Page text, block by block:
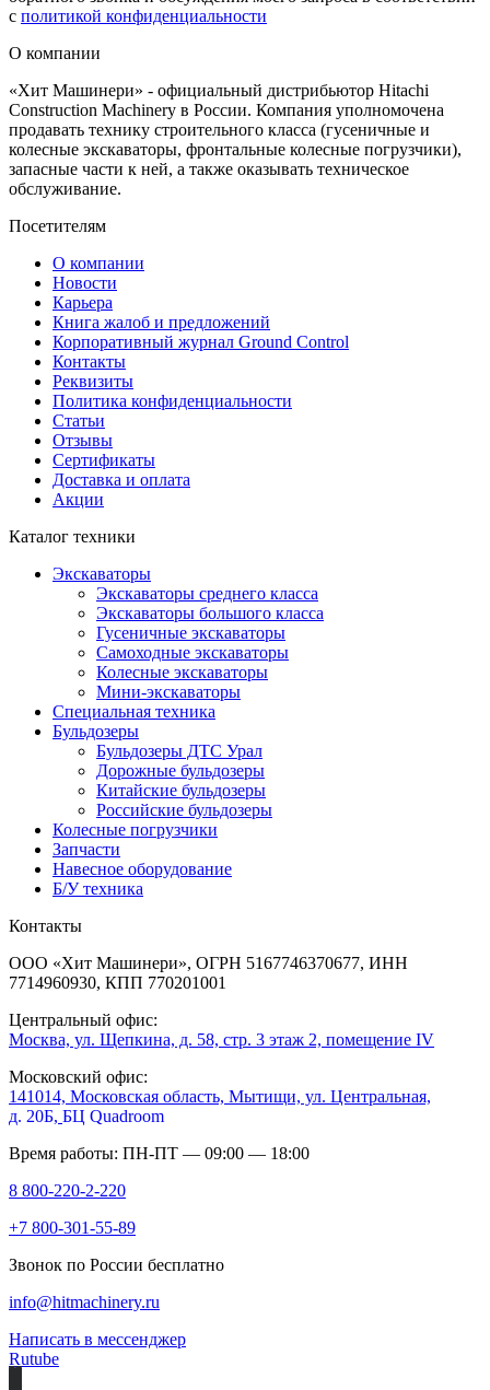
с политикой конфиденциальности
О компании
«Хит Машинери» - официальный дистрибьютор Hitachi
Construction Machinery в России. Компания уполномочена
продавать технику строительного класса (гусеничные и
колесные экскаваторы, фронтальные колесные погрузчики),
запасные части к ней, а также оказывать техническое
обслуживание.
Посетителям
О компании
Новости
Карьера
Книга жалоб и предложений
Корпоративный журнал Ground Control
Контакты
Реквизиты
Политика конфиденциальности
Статьи
Отзывы
Сертификаты
Доставка и оплата
Акции
Каталог техники
Экскаваторы
Экскаваторы среднего класса
Экскаваторы большого класса
Гусеничные экскаваторы
Самоходные экскаваторы
Колесные экскаваторы
Мини-экскаваторы
Специальная техника
Бульдозеры
Бульдозеры ДТС Урал
Дорожные бульдозеры
Китайские бульдозеры
Российские бульдозеры
Колесные погрузчики
Запчасти
Навесное оборудование
Б/У техника
Контакты
ООО «Хит Машинери», ОГРН 5167746370677, ИНН
7714960930, КПП 770201001
Центральный офис:
Москва, ул. Щепкина, д. 58, стр. 3 этаж 2, помещение IV
Московский офис:
141014, Московская область, Мытищи, ул. Центральная,
д. 20Б, БЦ Quadroom
Время работы: ПН-ПТ — 09:00 — 18:00
8 800-220-2-220
+7 800-301-55-89
Звонок по России бесплатно
info@hitmachinery.ru
Написать в мессенджер
Rutube